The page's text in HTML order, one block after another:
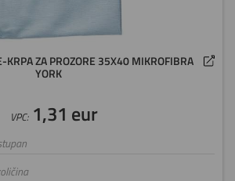
KRPA ZA PROZORE 35X40 MIKROFIBRA
YORK
VPC:1,31 eur